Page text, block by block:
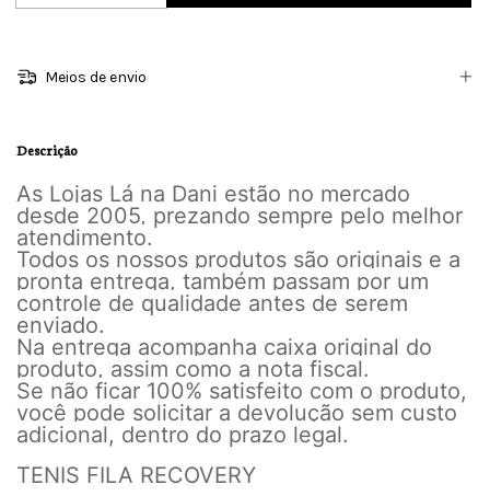
Meios de envio
Descrição
As Lojas Lá na Dani estão no mercado
desde 2005, prezando sempre pelo melhor
atendimento.
Todos os nossos produtos são originais e a
pronta entrega, também passam por um
controle de qualidade antes de serem
enviado.
Na entrega acompanha caixa original do
produto, assim como a nota fiscal.
Se não ficar 100% satisfeito com o produto,
você pode solicitar a devolução sem custo
adicional, dentro do prazo legal.
TENIS FILA RECOVERY